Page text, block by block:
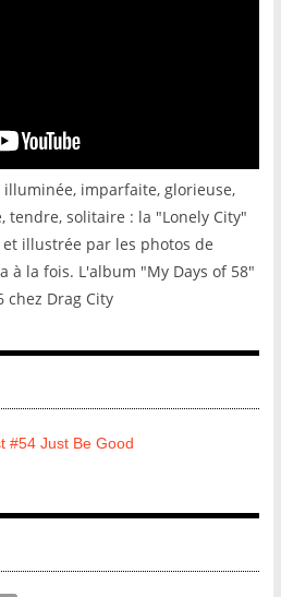
illuminée, imparfaite, glorieuse,
tendre, solitaire : la "Lonely City"
illustrée par les photos de
à la fois. L'album "My Days of 58"
chez Drag City